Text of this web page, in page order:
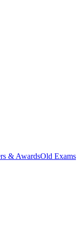
& AwardsOld Exams